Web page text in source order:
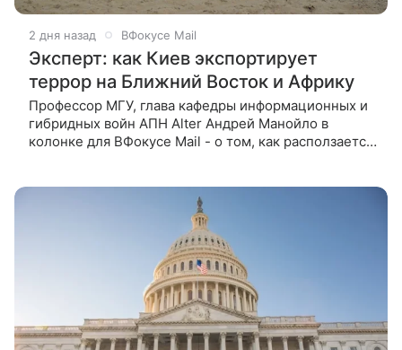
2 дня назад ВФокусе Mail
Эксперт: как Киев экспортирует
террор на Ближний Восток и Африку
Профессор МГУ, глава кафедры информационных и
гибридных войн АПН Alter Андрей Манойло в
колонке для ВФокусе Mail - о том, как расползается